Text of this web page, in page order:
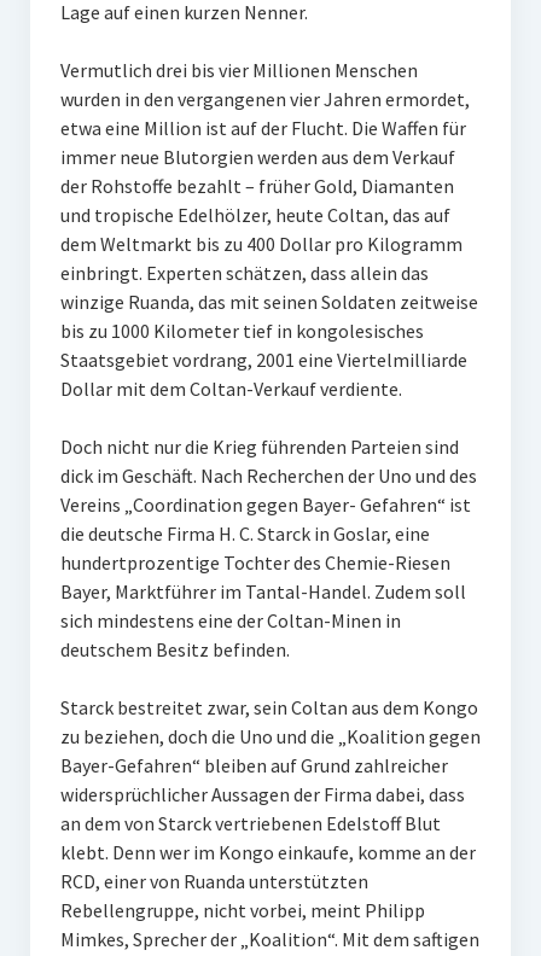
Lage auf einen kurzen Nenner.
Vermutlich drei bis vier Millionen Menschen
wurden in den vergangenen vier Jahren ermordet,
etwa eine Million ist auf der Flucht. Die Waffen für
immer neue Blutorgien werden aus dem Verkauf
der Rohstoffe bezahlt – früher Gold, Diamanten
und tropische Edelhölzer, heute Coltan, das auf
dem Weltmarkt bis zu 400 Dollar pro Kilogramm
einbringt. Experten schätzen, dass allein das
winzige Ruanda, das mit seinen Soldaten zeitweise
bis zu 1000 Kilometer tief in kongolesisches
Staatsgebiet vordrang, 2001 eine Viertelmilliarde
Dollar mit dem Coltan-Verkauf verdiente.
Doch nicht nur die Krieg führenden Parteien sind
dick im Geschäft. Nach Recherchen der Uno und des
Vereins „Coordination gegen Bayer- Gefahren“ ist
die deutsche Firma H. C. Starck in Goslar, eine
hundertprozentige Tochter des Chemie-Riesen
Bayer, Marktführer im Tantal-Handel. Zudem soll
sich mindestens eine der Coltan-Minen in
deutschem Besitz befinden.
Starck bestreitet zwar, sein Coltan aus dem Kongo
zu beziehen, doch die Uno und die „Koalition gegen
Bayer-Gefahren“ bleiben auf Grund zahlreicher
widersprüchlicher Aussagen der Firma dabei, dass
an dem von Starck vertriebenen Edelstoff Blut
klebt. Denn wer im Kongo einkaufe, komme an der
RCD, einer von Ruanda unterstützten
Rebellengruppe, nicht vorbei, meint Philipp
Mimkes, Sprecher der „Koalition“. Mit dem saftigen